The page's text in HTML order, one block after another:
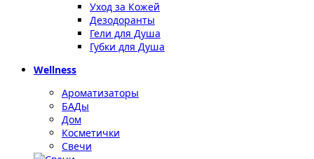
Уход за Кожей
Дезодоранты
Гели для Душа
Губки для Душа
Wellness
Ароматизаторы
БАДы
Дом
Косметички
Свечи